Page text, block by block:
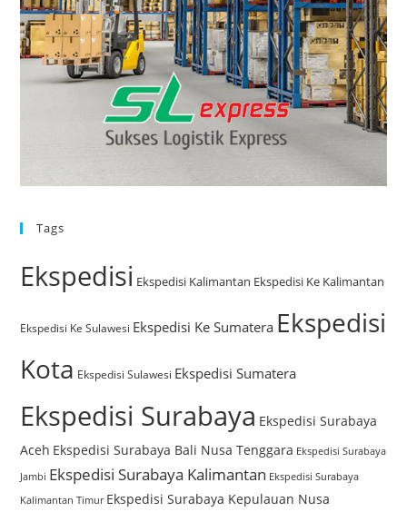
Tags
Ekspedisi Ekspedisi Kalimantan Ekspedisi Ke Kalimantan
Ekspedisi Ke Sulawesi Ekspedisi Ke Sumatera Ekspedisi
Kota Ekspedisi Sulawesi Ekspedisi Sumatera
Ekspedisi Surabaya Ekspedisi Surabaya
Aceh Ekspedisi Surabaya Bali Nusa Tenggara Ekspedisi Surabaya
Jambi Ekspedisi Surabaya Kalimantan Ekspedisi Surabaya
Kalimantan Timur Ekspedisi Surabaya Kepulauan Nusa